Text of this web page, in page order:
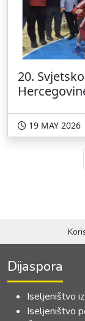
20.
19 MAY 2026
Dijaspora
Iseljeništvo
Iseljeništvo